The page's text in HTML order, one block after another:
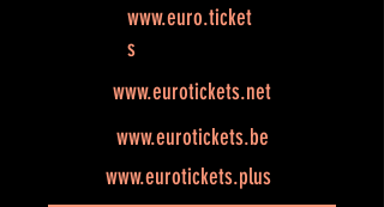
www.euro.ticket
s
www.eurotickets.net
www.eurotickets.be
www.eurotickets.plus